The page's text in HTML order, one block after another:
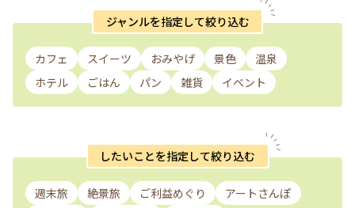
ジャンルを指定して絞り込む
カフェ スイーツ おみやげ 景色
温泉
ホテル
ごはん パン 雑貨 イベント
したいことを指定して絞り込む
週末旅 絶景旅 ご利益めぐり
アートさんぽ